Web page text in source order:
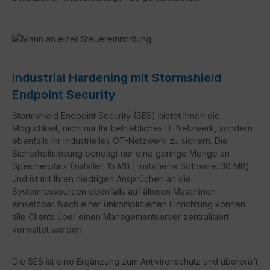
Industrial Hardening mit Stormshield
Endpoint Security
Stormshield Endpoint Security (SES) bietet Ihnen die
Möglichkeit, nicht nur Ihr betriebliches IT-Netzwerk, sondern
ebenfalls Ihr industrielles OT-Netzwerk zu sichern. Die
Sicherheitslösung benötigt nur eine geringe Menge an
Speicherplatz (Installer: 15 MB | Installierte Software: 30 MB)
und ist mit Ihren niedrigen Ansprüchen an die
Systemressourcen ebenfalls auf älteren Maschinen
einsetzbar. Nach einer unkomplizierten Einrichtung können
alle Clients über einen Managementserver zentralisiert
verwaltet werden.
Die SES ist eine Ergänzung zum Antivirenschutz und überprüft